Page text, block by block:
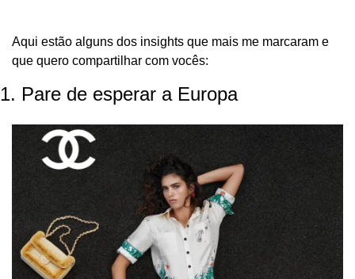
Aqui estão alguns dos insights que mais me marcaram e
que quero compartilhar com vocês:
1. Pare de esperar a Europa